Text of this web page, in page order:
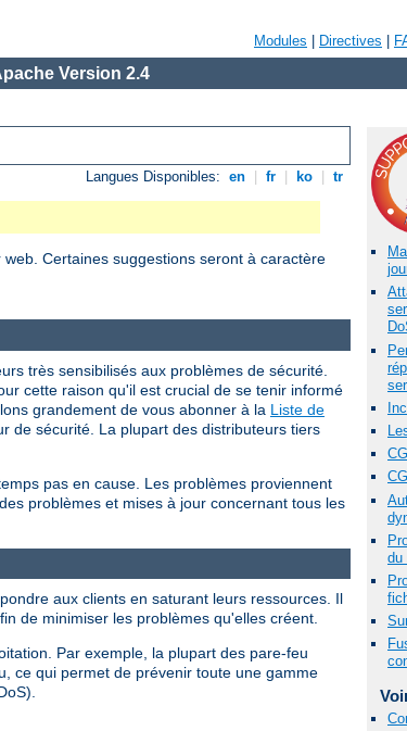
Modules Directives
Version 2.4
Langues Disponibles: en fr ko tr
Certaines suggestions seront à caractère
du
très sensibilisés aux problèmes de sécurité.
cette raison qu'il est crucial de se tenir informé
grandement de vous abonner à la Liste de
de sécurité. La plupart des distributeurs tiers
pas en cause. Les problèmes proviennent
problèmes et mises à jour concernant tous les
aux clients en saturant leurs ressources. Il
de minimiser les problèmes qu'elles créent.
Par exemple, la plupart des pare-feu
ce qui permet de prévenir toute une gamme